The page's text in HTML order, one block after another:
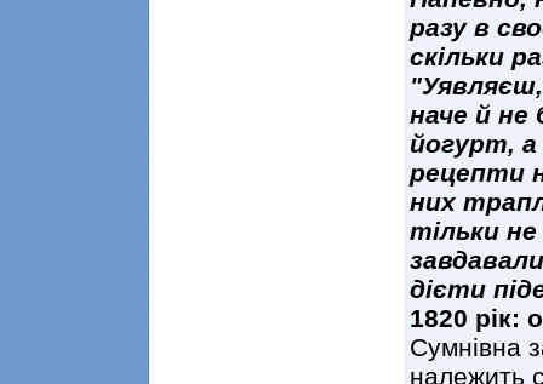
разу в
скільки
"Уявляєш,
наче й не
йогурт, а
рецепти
них
тільки
дієти
1820 рік:
Сумнівна
належить